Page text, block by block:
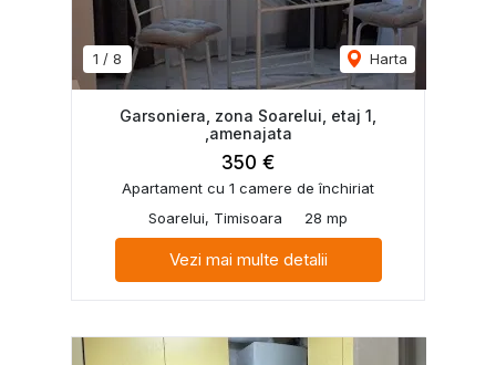
1 / 8 Harta
Garsoniera, zona Soarelui, etaj 1,
,amenajata
350 €
Apartament cu 1 camere de închiriat
Soarelui, Timisoara
28 mp
Vezi mai multe detalii